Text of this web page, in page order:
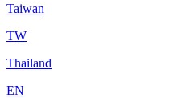
Taiwan
TW
Thailand
EN